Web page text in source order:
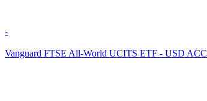
-
Vanguard FTSE All-World UCITS ETF - USD ACC